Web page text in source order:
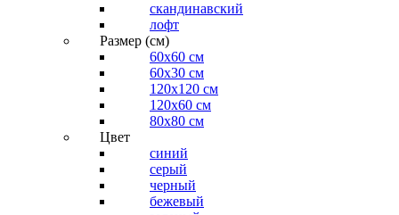
скандинавский
лофт
Размер (см)
60х60 см
60x30 см
120x120 см
120x60 см
80x80 см
Цвет
синий
серый
черный
бежевый